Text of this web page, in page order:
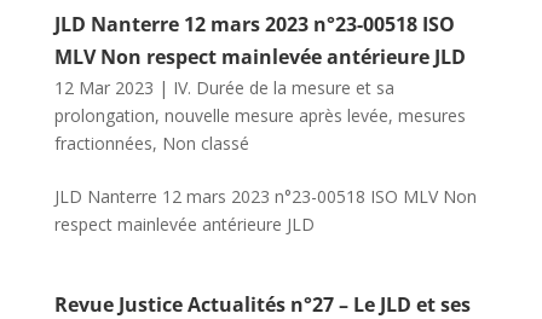
JLD Nanterre 12 mars 2023 n°23-00518 ISO
MLV Non respect mainlevée antérieure JLD
12 Mar 2023 | IV. Durée de la mesure et sa
prolongation, nouvelle mesure après levée, mesures
fractionnées, Non classé
JLD Nanterre 12 mars 2023 n°23-00518 ISO MLV Non
respect mainlevée antérieure JLD
Revue Justice Actualités n°27 – Le JLD et ses